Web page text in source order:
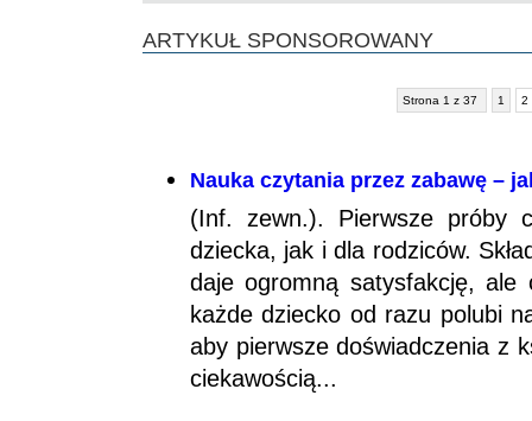
ARTYKUŁ SPONSOROWANY
Strona 1 z 37 1 2
Nauka czytania przez zabawę –
(Inf. zewn.). Pierwsze próby
dziecka, jak i dla rodziców.
daje ogromną satysfakcję, ale
każde dziecko od razu polubi
aby pierwsze doświadczenia z
ciekawością...